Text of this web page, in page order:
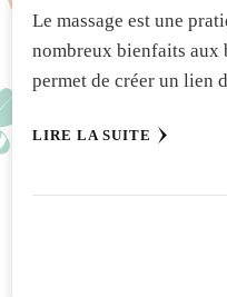
Le massage est une
nombreux bienfaits aux
permet de créer un lien
LIRE LA SUITE